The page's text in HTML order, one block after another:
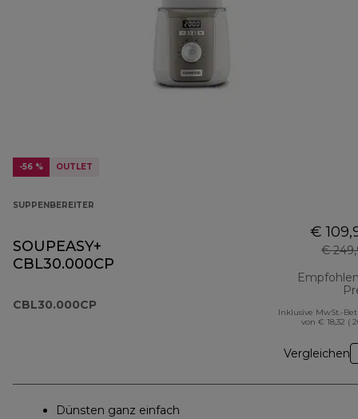
-56 % OUTLET
SUPPENBEREITER
SOUPEASY+
CBL30.000CP
CBL30.000CP
€
€
Inklusive MwSt.-
von € 18,32 (
Vergleichen
Dünsten ganz einfach